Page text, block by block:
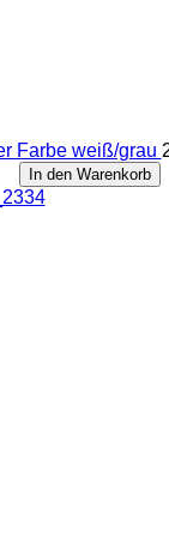
Farbe weiß/grau
In den Warenkorb